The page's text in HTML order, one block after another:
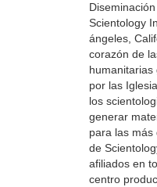
Scientology
ángeles,
corazón de
humanitarias
por las
los
generar
para las más
de
afiliados en
centro